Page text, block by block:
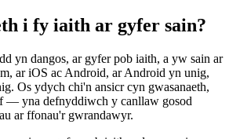
i fy iaith ar gyfer sain?
yn dangos, ar gyfer pob iaith, a yw sain ar
ar iOS ac Android, ar Android yn unig,
Os ydych chi'n ansicr cyn gwasanaeth,
— yna defnyddiwch y canllaw gosod
ar ffonau'r gwrandawyr.